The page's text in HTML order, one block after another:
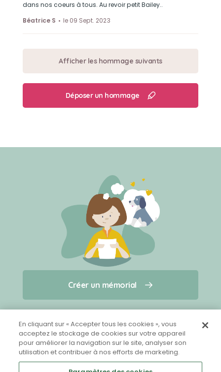
Créer un mémorial
Qui sommes-nous ?
Nous contacter
Partager sur Facebook
dans nos coeurs à tous. Au revoir petit Bailey..
Béatrice S
le 09 Sept. 2023
Afficher les hommage suivants
Déposer un hommage
Créer un mémorial
En cliquant sur « Accepter tous les cookies », vous
acceptez le stockage de cookies sur votre appareil
pour améliorer la navigation sur le site, analyser son
utilisation et contribuer à nos efforts de marketing.